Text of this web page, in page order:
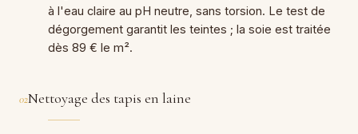
à l'eau claire au pH neutre, sans torsion. Le test de
dégorgement garantit les teintes ; la soie est traitée
dès 89 € le m².
02Nettoyage des tapis en laine